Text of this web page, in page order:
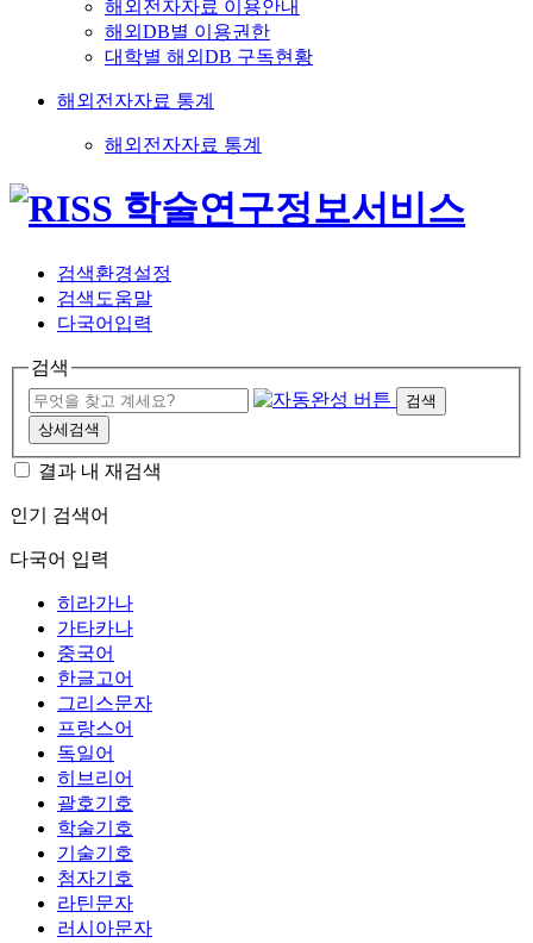
해외전자자료 이용안내
해외DB별 이용권한
대학별 해외DB 구독현황
해외전자자료 통계
해외전자자료 통계
검색환경설정
검색도움말
다국어입력
검색
검색
상세검색
결과 내 재검색
인기 검색어
다국어 입력
히라가나
가타카나
중국어
한글고어
그리스문자
프랑스어
독일어
히브리어
괄호기호
학술기호
기술기호
첨자기호
라틴문자
러시아문자